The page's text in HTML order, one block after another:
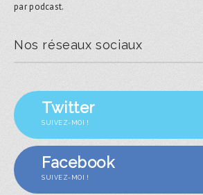
par podcast.
Nos réseaux sociaux
Twitter
SUIVEZ-MOI !
Facebook
SUIVEZ-MOI !